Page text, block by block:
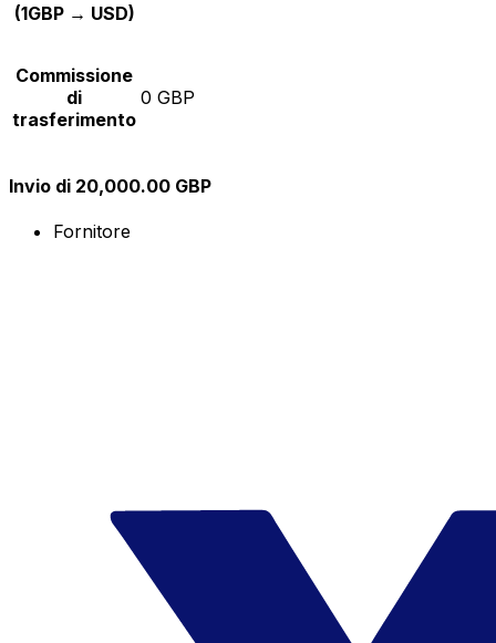
(1GBP → USD)
Commissione
di
trasferimento
0 GBP
Invio di 20,000.00 GBP
Fornitore